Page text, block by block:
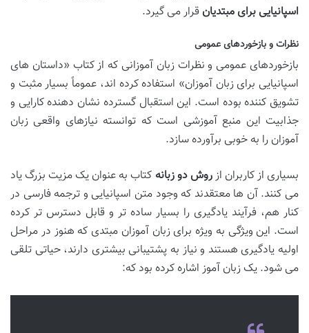
اسپانیایی برای مبتدیان قرار می گیرد.
نظرات و بازخوردهای عمومی
بازخوردهای عمومی و نظرات زبان آموزانی که از کتاب «داستان های
اسپانیایی برای زبان آموزان» استفاده کرده اند، عموماً بسیار مثبت و
تشویق کننده بوده است. این استقبال گسترده نشان دهنده کارایی و
جذابیت این منبع آموزشی است که توانسته نیازهای واقعی زبان
آموزان را به خوبی برآورده سازد.
بسیاری از کاربران ازروش دو زبانه کتاب به عنوان یک مزیت بزرگ یاد
می کنند. آن ها معتقدند که وجود متن اسپانیایی و ترجمه فارسی در
کنار هم، فرآیند یادگیری را بسیار ساده تر و قابل دسترس تر کرده
است. این ویژگی به ویژه برای زبان آموزان مبتدی که هنوز در مراحل
اولیه یادگیری هستند و نیاز به پشتیبانی بیشتری دارند، حیاتی تلقی
می شود. یک زبان آموز اشاره کرده بود که: